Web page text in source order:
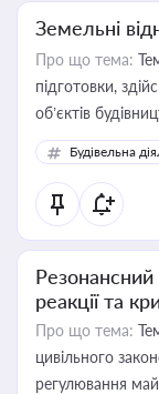
Земельні
Про що тема:
підготовки,
об’єктів
Будівельна
Резонансний
реакції та
Про що тема:
цивільного
регулювання